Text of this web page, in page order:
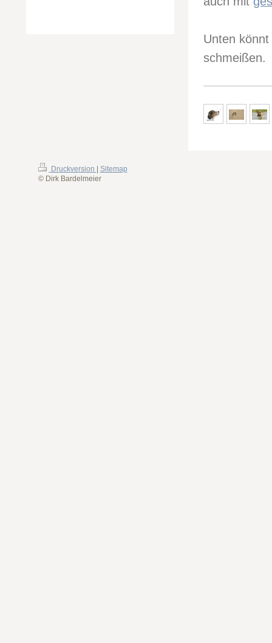
Unten
schmeißen.
Druckversion
Sitemap
© Dirk Bardelmeier